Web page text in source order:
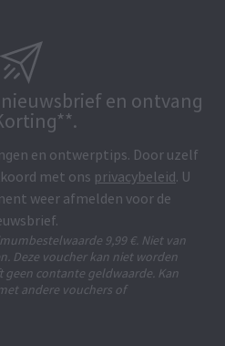
en ontvang
en ontwerptips. Door uzelf
met ons privacybeleid. U
weer afmelden voor de
9,99 €. Niet van
Deze voucher kan niet worden
geen contante geldwaarde. Kan
andere vouchers of